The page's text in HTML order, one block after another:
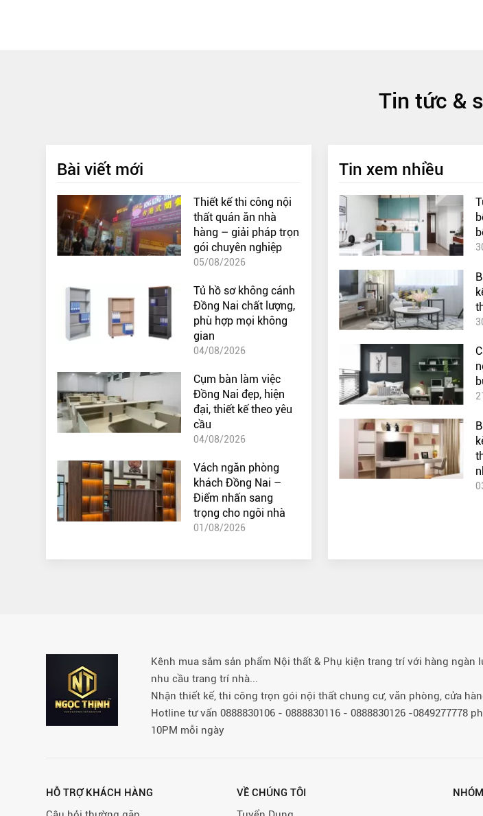
Tin tức &
Bài viết mới
Thiết kế thi công nội
thất quán ăn nhà
hàng – giải pháp trọn
gói chuyên nghiệp
05/08/2026
Tủ hồ sơ không cánh
Đồng Nai chất lượng,
phù hợp mọi không
gian
04/08/2026
Cụm bàn làm việc
Đồng Nai đẹp, hiện
đại, thiết kế theo yêu
cầu
04/08/2026
Vách ngăn phòng
khách Đồng Nai –
Điểm nhấn sang
trọng cho ngôi nhà
01/08/2026
Tin xem nhiều
Kênh mua sắm sản phẩm Nội thất & Phụ kiện trang trí với hàng ngàn
nhu cầu trang trí nhà...
Nhận thiết kế, thi công trọn gói nội thất chung cư, văn phòng, cửa
Hotline tư vấn 0888830106 - 0888830116 - 0888830126 -0849277778
10PM mỗi ngày
HỖ TRỢ KHÁCH HÀNG
VỀ CHÚNG TÔI